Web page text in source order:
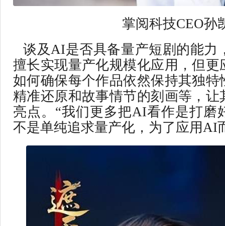
掌阅科技CEO孙
谈及AI是否具备量产短剧的能力
擅长实现量产化规模化应用，但更
如何确保每个作品依然保持其独特
精准还原和故事情节的刻画等，让
亮点。“我们更多把AI看作是打磨
不是单纯追求量产化，为了应用AI